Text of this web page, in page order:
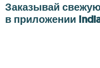
Заказывай
в приложении